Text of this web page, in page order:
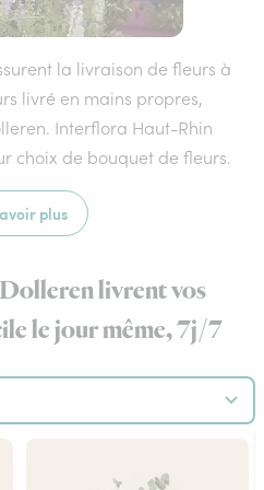
la livraison de fleurs à
livré en mains propres,
Interflora Haut-Rhin
choix de bouquet de fleurs.
plus
livrent vos
le jour même, 7j/7